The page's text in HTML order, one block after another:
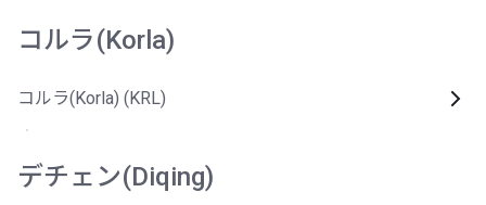
コルラ(Korla)
コルラ(Korla) (KRL)
デチェン(Diqing)